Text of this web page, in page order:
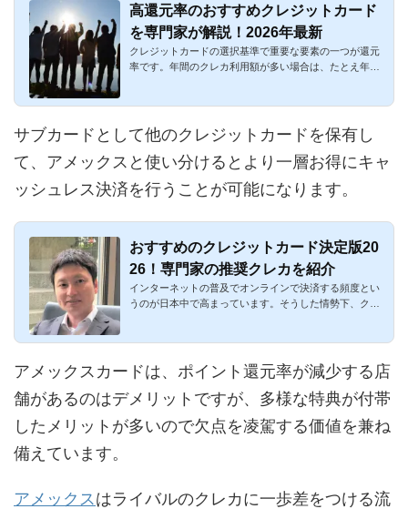
高還元率のおすすめクレジットカード
を専門家が解説！2026年最新
クレジットカードの選択基準で重要な要素の一つが還元
率です。年間のクレカ利用額が多い場合は、たとえ年会
サブカードとして他のクレジットカードを保有し
て、アメックスと使い分けるとより一層お得にキャ
ッシュレス決済を行うことが可能になります。
おすすめのクレジットカード決定版20
26！専門家の推奨クレカを紹介
インターネットの普及でオンラインで決済する頻度とい
うのが日本中で高まっています。そうした情勢下、クレ
アメックスカードは、ポイント還元率が減少する店
舗があるのはデメリットですが、多様な特典が付帯
したメリットが多いので欠点を凌駕する価値を兼ね
備えています。
アメックス はライバルのクレカに一歩差をつける流